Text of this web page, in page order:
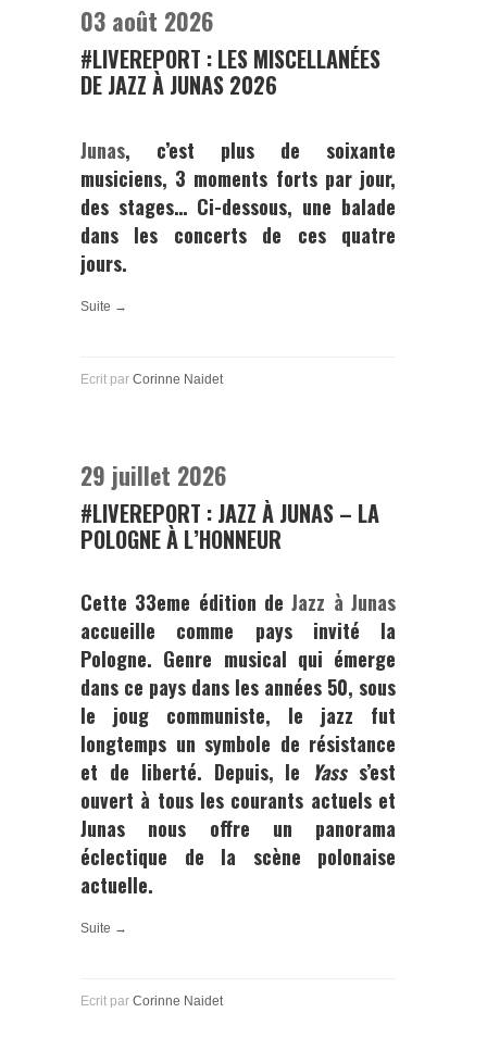
03 août 2026
#LIVEREPORT : LES MISCELLANÉES
DE JAZZ À JUNAS 2026
Junas, c’est plus de soixante
musiciens, 3 moments forts par jour,
des stages… Ci-dessous, une balade
dans les concerts de ces quatre
jours.
Suite →
Ecrit par Corinne Naidet
29 juillet 2026
#LIVEREPORT : JAZZ À JUNAS – LA
POLOGNE À L’HONNEUR
Cette 33eme édition de Jazz à Junas
accueille comme pays invité la
Pologne. Genre musical qui émerge
dans ce pays dans les années 50, sous
le joug communiste, le jazz fut
longtemps un symbole de résistance
et de liberté. Depuis, le Yass s’est
ouvert à tous les courants actuels et
Junas nous offre un panorama
éclectique de la scène polonaise
actuelle.
Suite →
Ecrit par Corinne Naidet